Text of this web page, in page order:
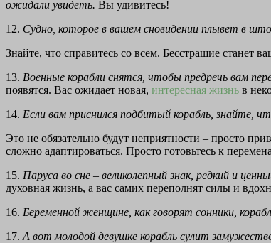
ожидали увидеть. Вы удивитесь!
12. Судно, которое в вашем сновидении плывет в
Знайте, что справитесь со всем. Бесстрашие станет
13. Военные корабли снятся, чтобы предречь вам
появятся. Вас ожидает новая, интересная жизнь в
14. Если вам приснился подбитый корабль, знайте,
Это не обязательно будут неприятности – просто
сложно адаптироваться. Просто готовьтесь к
15. Паруса во сне – великолепный знак, редкий и
духовная жизнь, а вас самих переполнят силы и
16. Беременной женщине, как говорят сонники,
17. А вот молодой девушке корабль сулит